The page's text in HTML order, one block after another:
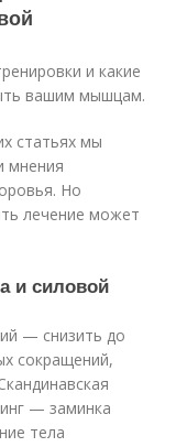
и какие
вашим мышцам.
статьях мы
мнения
Но
лечение может
и силовой
— снизить до
сокращений,
— заминка
тела